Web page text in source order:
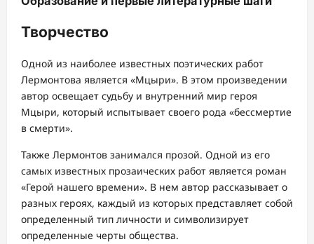
Творчество
Одной из наиболее известных поэтических работ
Лермонтова является «Мцыри». В этом произведении
автор освещает судьбу и внутренний мир героя
Мцыри, который испытывает своего рода «бессмертие
в смерти».
Также Лермонтов занимался прозой. Одной из его
самых известных прозаических работ является роман
«Герой нашего времени». В нем автор рассказывает о
разных героях, каждый из которых представляет собой
определенный тип личности и символизирует
определенные черты общества.